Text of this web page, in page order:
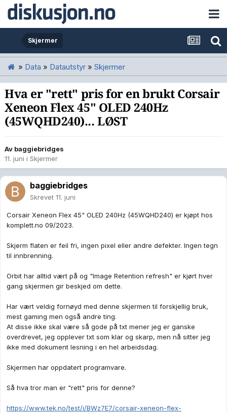
Skjermer
» Data » Datautstyr » Skjermer
Hva er "rett" pris for en brukt Corsair
Xeneon Flex 45" OLED 240Hz
(45WQHD240)... LØST
Av baggiebridges
11. juni i Skjermer
baggiebridges
Skrevet 11. juni
Corsair Xeneon Flex 45" OLED 240Hz (45WQHD240) er kjøpt hos
komplett.no 09/2023.
Skjerm flaten er feil fri, ingen pixel eller andre defekter. Ingen tegn
til innbrenning.
Orbit har alltid vært på og "Image Retention refresh" er kjørt hver
gang skjermen gir beskjed om dette.
Har vært veldig fornøyd med denne skjermen til forskjellig bruk,
mest gaming men også andre ting.
At disse ikke skal være så gode på txt mener jeg er ganske
overdrevet, jeg opplever txt som klar og skarp, men nå sitter jeg
ikke med dokument lesning i en hel arbeidsdag.
Skjermen har oppdatert programvare.
Så hva tror man er "rett" pris for denne?
https://www.tek.no/test/i/BWz7E7/corsair-xeneon-flex-